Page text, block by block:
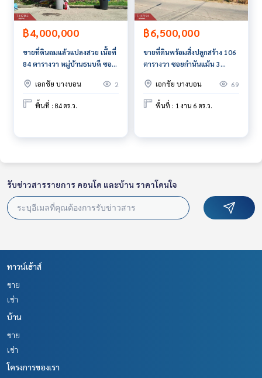
฿4,000,000
ขายที่ดินถมแล้วแปลงสวย เนื้อที่
84 ตารางวา หมู่บ้านธนบดี ซอย
เอกชัย บางบอน
2
พื้นที่ : 84 ตร.ว.
฿6,500,000
ขายที่ดินพร้อมสิ่งปลูกสร้าง 106
ตารางวา ซอยกำนันแม้น 3
เอกชัย บางบอน
69
พื้นที่ : 1 งาน 6 ตร.ว.
รับข่าวสารรายการ คอนโด และบ้าน ราคาโดนใจ
ทาวน์เฮ้าส์
ขาย
เช่า
บ้าน
ขาย
เช่า
โครงการของเรา